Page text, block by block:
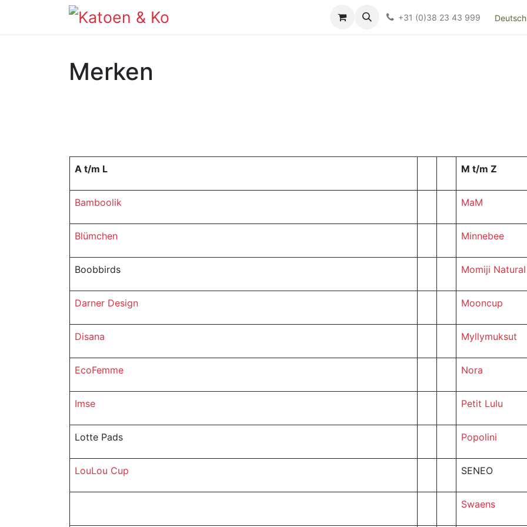
Kieswijzer nacht- en kraamverband
+31 (0)38 23 43 999 Deutsch
Merken
A t/m L M t/m Z
Bamboolik MaM
Blümchen Minnebee
Boobbirds Momiji Natural
Darner Design Mooncup
Disana Myllymuksut
EcoFemme Nora
Imse Petit Lulu
Lotte Pads Popolini
LouLou Cup SENEO
Swaens